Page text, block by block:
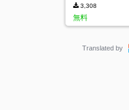
3,308
無料
Translated by